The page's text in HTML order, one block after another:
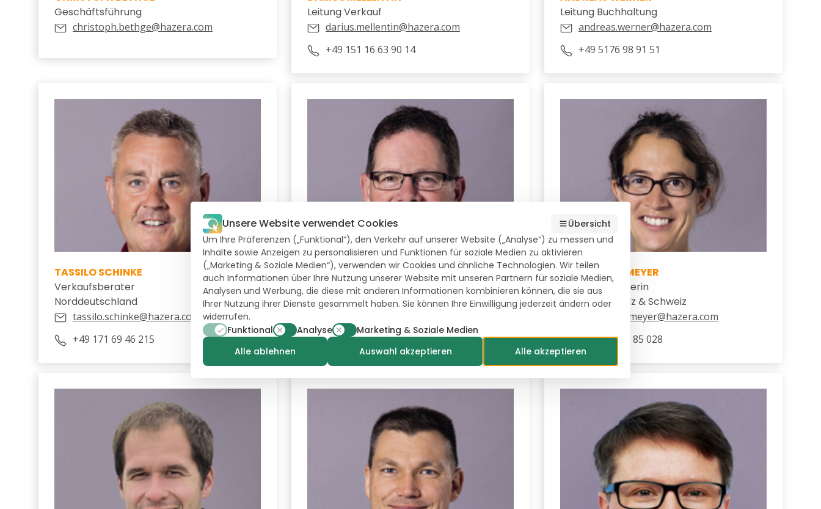
Geschäftsführung
christoph.bethge@hazera.com
Leitung Verkauf
darius.mellentin@hazera.com
+49 151 16 63 90 14
Leitung Buchhaltung
andreas.werner@hazera.com
+49 5176 98 91 51
TASSILO SCHINKE
Verkaufsberater
Norddeutschland
tassilo.schinke@hazera.com
+49 171 69 46 215
ANDREAS BETTMER
Verkaufsberater
Niedersachsen/Westfalen
+49 171 74 76 276
INGA MITTERMEYER
Verkaufsberaterin
Rheinland-Pfalz & Schweiz
inga.mittermeyer@hazera.com
+49 171 41 85 028
Unsere Website verwendet Cookies
Übersicht
Um Ihre Präferenzen („Funktional“), den Verkehr auf unserer Website („Analyse“) zu messen und
Inhalte sowie Anzeigen zu personalisieren und Funktionen für soziale Medien zu aktivieren
(„Marketing & Soziale Medien“), verwenden wir Cookies und ähnliche Technologien. Wir teilen
auch Informationen über Ihre Nutzung unserer Website mit unseren Partnern für soziale Medien,
Analysen und Werbung, die diese mit anderen Informationen kombinieren können, die sie aus
Ihrer Nutzung ihrer Dienste gesammelt haben. Sie können Ihre Einwilligung jederzeit ändern oder
widerrufen.
Funktional
Analyse
Marketing & Soziale Medien
Alle ablehnen
Auswahl akzeptieren Alle akzeptieren